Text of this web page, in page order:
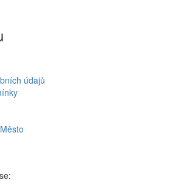
údajů